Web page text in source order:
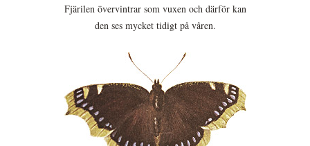
Fjärilen övervintrar som vuxen och därför kan
den ses mycket tidigt på våren.